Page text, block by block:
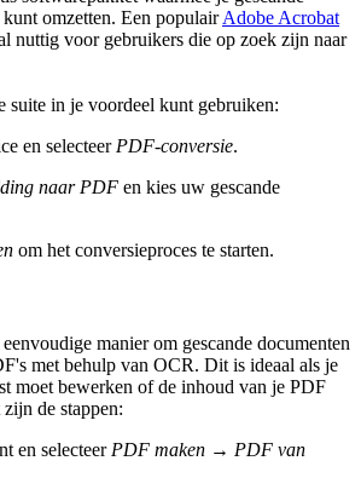
omzetten. Een populairAdobe Acrobat
nuttig voor gebruikers die op zoek zijn naar
suite in je voordeel kunt gebruiken:
en selecteer PDF-conversie.
naar PDF en kies uw gescande
om het conversieproces te starten.
manier om gescande documenten
met behulp van OCR. Dit is ideaal als je
moet bewerken of de inhoud van je PDF
de stappen:
en selecteer PDF maken → PDF van